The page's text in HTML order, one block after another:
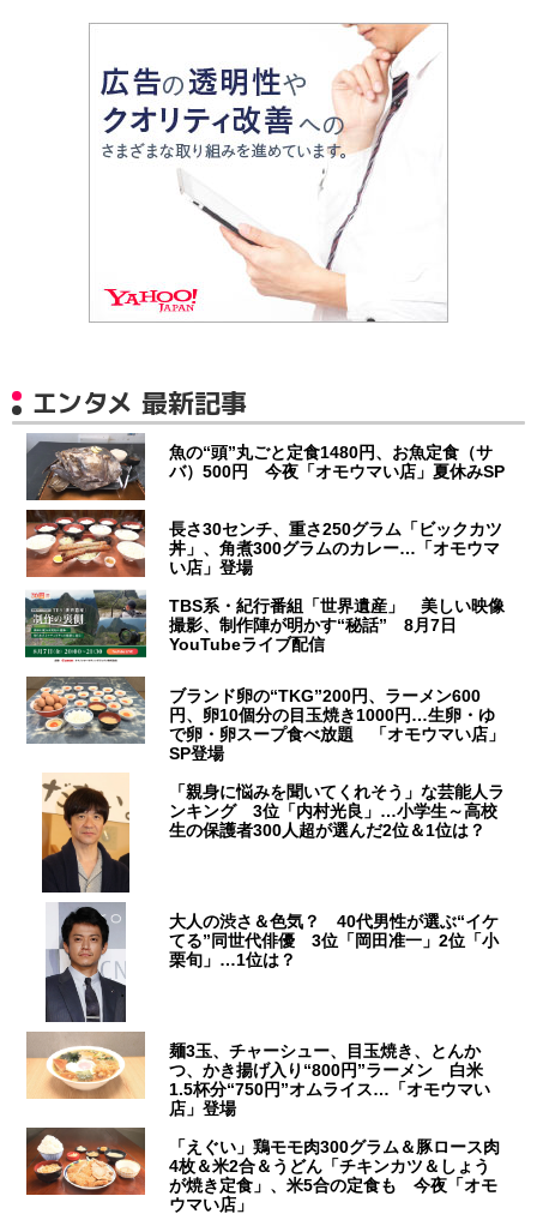
エンタメ 最新記事
魚の“頭”丸ごと定食1480円、お魚定食（サ
バ）500円 今夜「オモウマい店」夏休みSP
長さ30センチ、重さ250グラム「ビックカツ
丼」、角煮300グラムのカレー…「オモウマ
い店」登場
TBS系・紀行番組「世界遺産」 美しい映像
撮影、制作陣が明かす“秘話” 8月7日
YouTubeライブ配信
ブランド卵の“TKG”200円、ラーメン600
円、卵10個分の目玉焼き1000円…生卵・ゆ
で卵・卵スープ食べ放題 「オモウマい店」
SP登場
「親身に悩みを聞いてくれそう」な芸能人ラ
ンキング 3位「内村光良」…小学生～高校
生の保護者300人超が選んだ2位＆1位は？
大人の渋さ＆色気？ 40代男性が選ぶ“イケ
てる”同世代俳優 3位「岡田准一」2位「小
栗旬」…1位は？
麺3玉、チャーシュー、目玉焼き、とんか
つ、かき揚げ入り“800円”ラーメン 白米
1.5杯分“750円”オムライス…「オモウマい
店」登場
「えぐい」鶏モモ肉300グラム＆豚ロース肉
4枚＆米2合＆うどん「チキンカツ＆しょう
が焼き定食」、米5合の定食も 今夜「オモ
ウマい店」